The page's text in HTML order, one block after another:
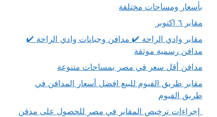
بأسعار ومساحات مختلفة
مقابر ٦ اكتوبر
مقابر وادي الراحة ✔️ مدافن وجبانات وادي الراحة ✔️
مدافن رسمية موثقة
مدافن أقل سعر في مصر بمساحات متنوعة
مقابر طريق الفيوم للبيع افضل أسعار المدافن في
طريق الفيوم
إجراءات ترخيص المقابر في مصر للحصول على مدفن